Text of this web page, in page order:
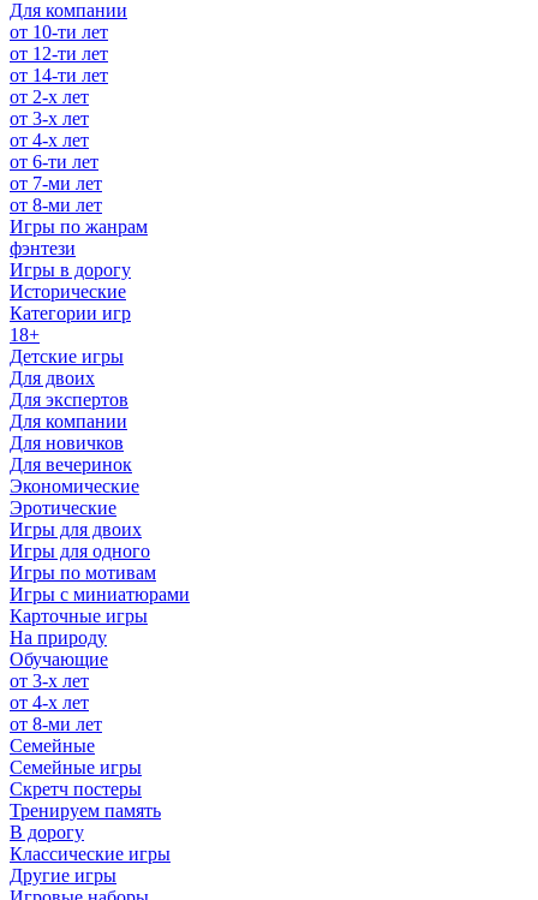
Для компании
от 10-ти лет
от 12-ти лет
от 14-ти лет
от 2-х лет
от 3-х лет
от 4-х лет
от 6-ти лет
от 7-ми лет
от 8-ми лет
Игры по жанрам
фэнтези
Игры в дорогу
Исторические
Категории игр
18+
Детские игры
Для двоих
Для экспертов
Для компании
Для новичков
Для вечеринок
Экономические
Эротические
Игры для двоих
Игры для одного
Игры по мотивам
Игры с миниатюрами
Карточные игры
На природу
Обучающие
от 3-х лет
от 4-х лет
от 8-ми лет
Семейные
Семейные игры
Скретч постеры
Тренируем память
В дорогу
Классические игры
Другие игры